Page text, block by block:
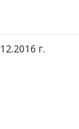
г.